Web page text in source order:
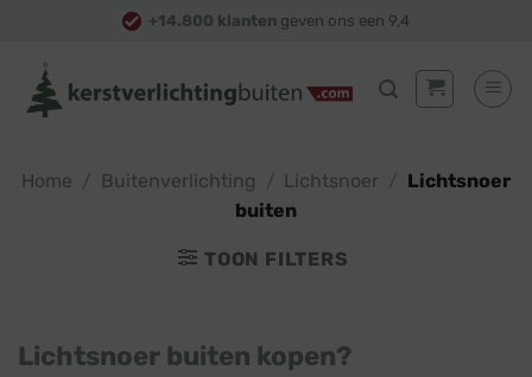
content
+14.800 klanten geven ons een 9,4
Home Buitenverlichting Lichtsnoer
Lichtsnoer
buiten
TOON FILTERS
Lichtsnoer buiten kopen?